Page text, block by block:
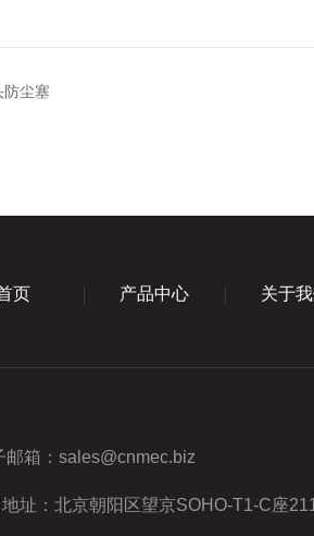
防尘塞
页 产品中心 关于
邮箱： sales@cnmec.biz
址：北京朝阳区望京SOHO-T1-C座